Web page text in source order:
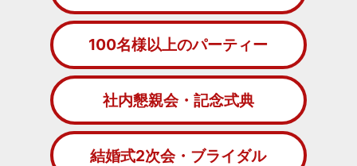
100名様以上のパーティー
社内懇親会・記念式典
結婚式2次会・ブライダル